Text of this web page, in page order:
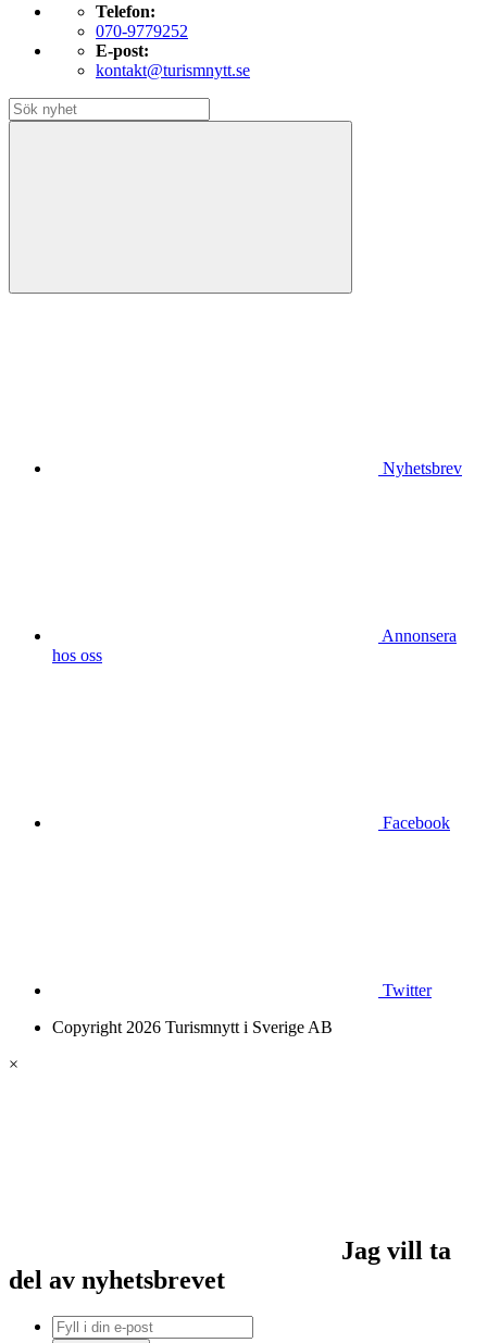
Telefon:
070-9779252
E-post:
kontakt@turismnytt.se
Nyhetsbrev
Annonsera
hos oss
Facebook
Twitter
Copyright 2026 Turismnytt i Sverige AB
×
Jag vill ta
del av nyhetsbrevet